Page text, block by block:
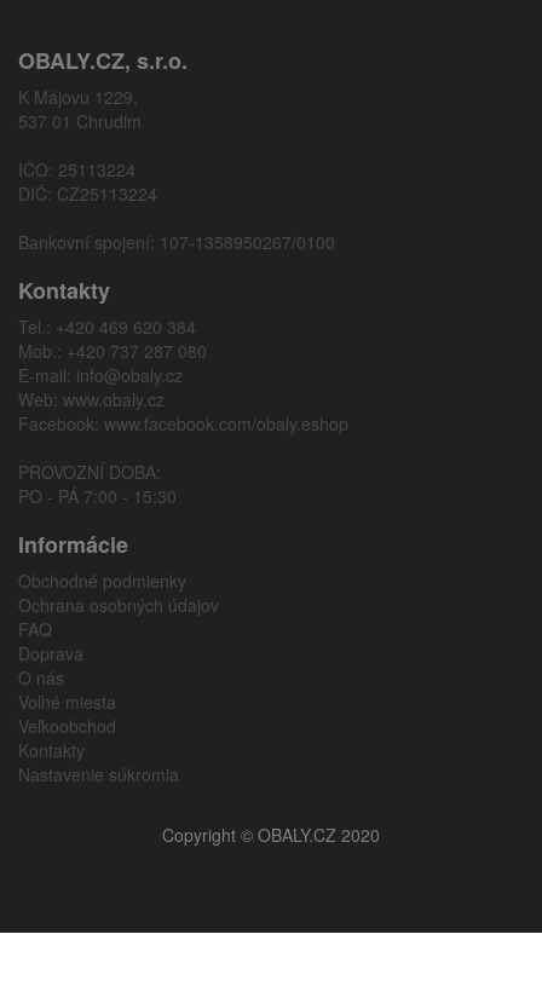
OBALY.CZ, s.r.o.
K Májovu 1229,
537 01 Chrudim
IČO: 25113224
DIČ: CZ25113224
Bankovní spojení: 107-1358950267/0100
Kontakty
Tel.: +420 469 620 384
Mob.: +420 737 287 080
E-mail: info@obaly.cz
Web: www.obaly.cz
Facebook: www.facebook.com/obaly.eshop
PROVOZNÍ DOBA:
PO - PÁ 7:00 - 15:30
Informácie
Obchodné podmienky
Ochrana osobných údajov
FAQ
Doprava
O nás
Voľné miesta
Veľkoobchod
Kontakty
Nastavenie súkromia
Copyright © OBALY.CZ 2020